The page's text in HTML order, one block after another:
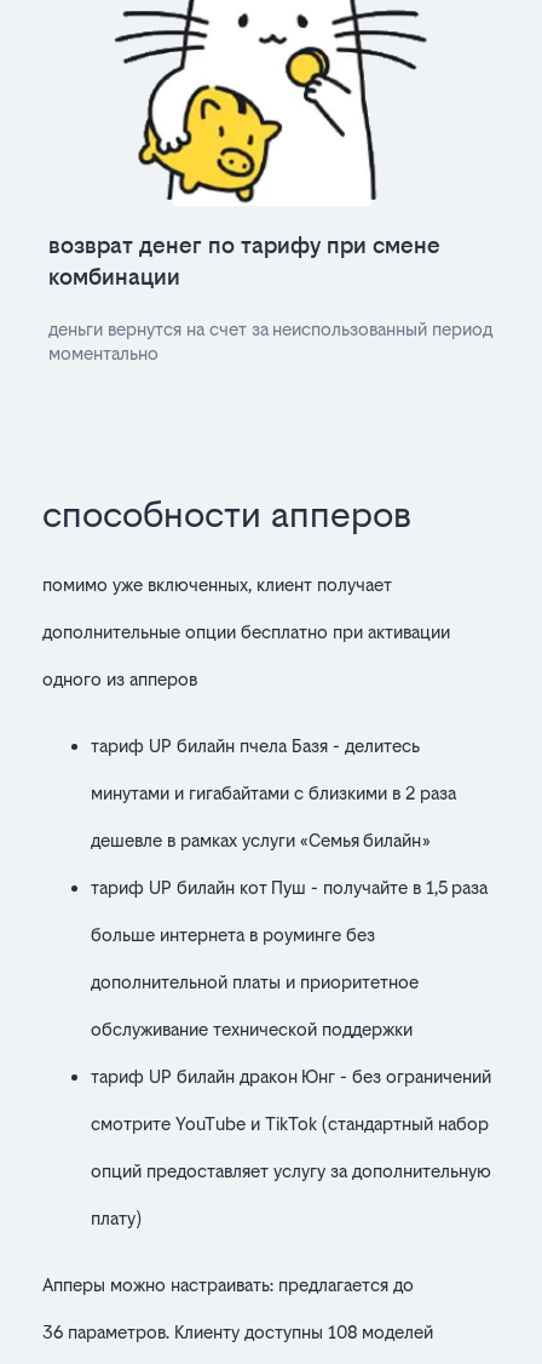
возврат денег по тарифу при смене
комбинации
деньги вернутся на счет за неиспользованный период
моментально
способности апперов
помимо уже включенных, клиент получает
дополнительные опции бесплатно при активации
одного из апперов
тариф UP билайн пчела Базя - делитесь
минутами и гигабайтами с близкими в 2 раза
дешевле в рамках услуги «Семья билайн»
тариф UP билайн кот Пуш - получайте в 1,5 раза
больше интернета в роуминге без
дополнительной платы и приоритетное
обслуживание технической поддержки
тариф UP билайн дракон Юнг - без ограничений
смотрите YouTube и TikTok (стандартный набор
опций предоставляет услугу за дополнительную
плату)
Апперы можно настраивать: предлагается до
36 параметров. Клиенту доступны 108 моделей